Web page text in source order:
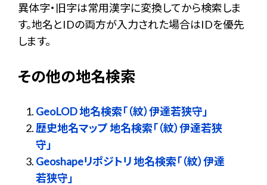
異体字・旧字は常用漢字に変換してから検索しま
す。地名とIDの両方が入力された場合はIDを優先
します。
その他の地名検索
GeoLOD 地名検索「（紋）伊達若狭守」
歴史地名マップ 地名検索「（紋）伊達若狭
守」
Geoshapeリポジトリ 地名検索「（紋）伊達
若狭守」